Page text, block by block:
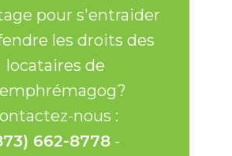
pour s'entraider
les droits des
locataires de
nous :
662-8778-